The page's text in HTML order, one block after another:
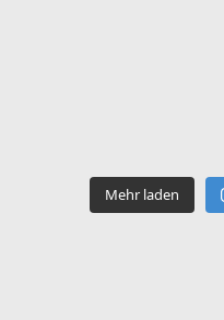
Mehr laden